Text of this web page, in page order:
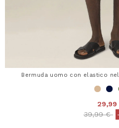
Bermuda uomo con elastico
29,99
Price
39,99 €